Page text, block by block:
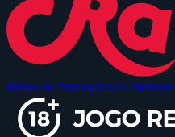
Bónus & PromoçõesAs